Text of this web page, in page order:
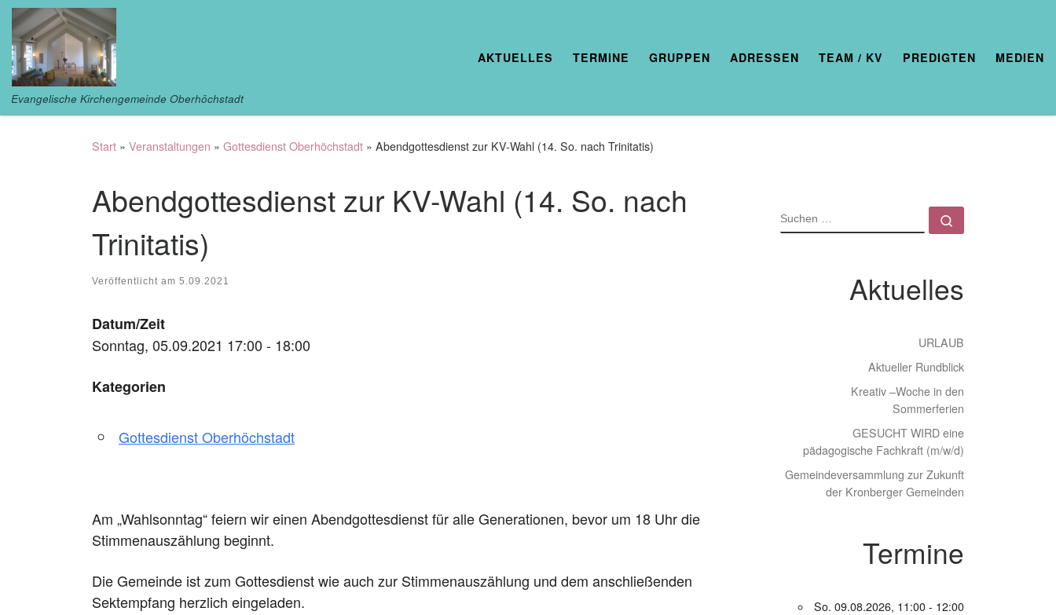
Zum Inhalt springen
Evangelische Kirchengemeinde Oberhöchstadt
AKTUELLES TERMINE GRUPPEN ADRESSEN TEAM / KV PREDIGTEN MEDIEN
Start » Veranstaltungen » Gottesdienst Oberhöchstadt » Abendgottesdienst zur KV-Wahl (14. So. nach Trinitatis)
Abendgottesdienst zur KV-Wahl (14. So. nach
Trinitatis)
Veröffentlicht am 5.09.2021
Datum/Zeit
Sonntag, 05.09.2021 17:00 - 18:00
Kategorien
Gottesdienst Oberhöchstadt
Am „Wahlsonntag“ feiern wir einen Abendgottesdienst für alle Generationen, bevor um 18 Uhr die
Stimmenauszählung beginnt.
Die Gemeinde ist zum Gottesdienst wie auch zur Stimmenauszählung und dem anschließenden
Sektempfang herzlich eingeladen.
SUCHE
Aktuelles
URLAUB
Aktueller Rundblick
Kreativ –Woche in den
Sommerferien
GESUCHT WIRD eine
pädagogische Fachkraft (m/w/d)
Gemeindeversammlung zur Zukunft
der Kronberger Gemeinden
Termine
So. 09.08.2026, 11:00 - 12:00